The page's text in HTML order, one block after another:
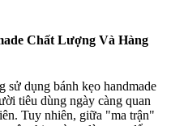
Chất Lượng Và Hàng
sử dụng bánh kẹo handmade
tiêu dùng ngày càng quan
Tuy nhiên, giữa "ma trận"